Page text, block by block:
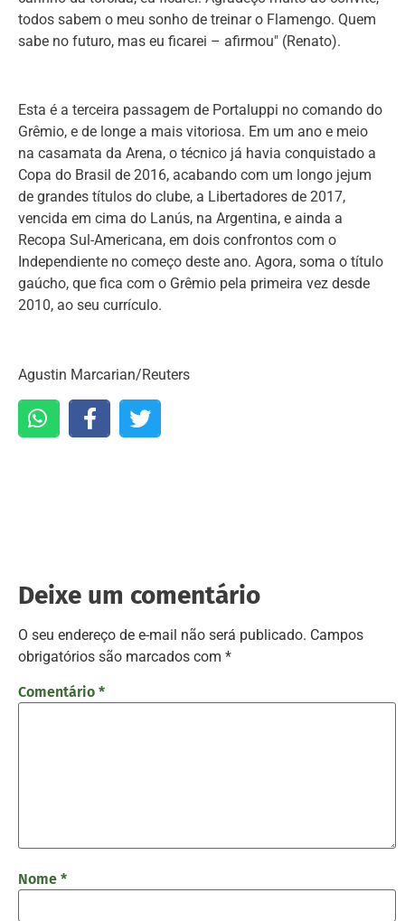
todos sabem o meu sonho de treinar o Flamengo. Quem
sabe no futuro, mas eu ficarei – afirmou" (Renato).
Esta é a terceira passagem de Portaluppi no comando do
Grêmio, e de longe a mais vitoriosa. Em um ano e meio
na casamata da Arena, o técnico já havia conquistado a
Copa do Brasil de 2016, acabando com um longo jejum
de grandes títulos do clube, a Libertadores de 2017,
vencida em cima do Lanús, na Argentina, e ainda a
Recopa Sul-Americana, em dois confrontos com o
Independiente no começo deste ano. Agora, soma o título
gaúcho, que fica com o Grêmio pela primeira vez desde
2010, ao seu currículo.
Agustin Marcarian/Reuters
Deixe um comentário
O seu endereço de e-mail não será publicado. Campos
obrigatórios são marcados com *
Comentário *
Nome *